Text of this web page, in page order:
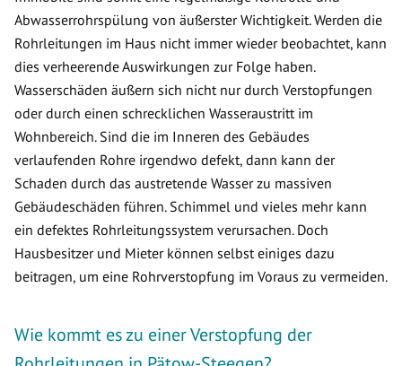
Abwasserrohrspülung von äußerster Wichtigkeit. Werden die
Rohrleitungen im Haus nicht immer wieder beobachtet, kann
dies verheerende Auswirkungen zur Folge haben.
Wasserschäden äußern sich nicht nur durch Verstopfungen
oder durch einen schrecklichen Wasseraustritt im
Wohnbereich. Sind die im Inneren des Gebäudes
verlaufenden Rohre irgendwo defekt, dann kann der
Schaden durch das austretende Wasser zu massiven
Gebäudeschäden führen. Schimmel und vieles mehr kann
ein defektes Rohrleitungssystem verursachen. Doch
Hausbesitzer und Mieter können selbst einiges dazu
beitragen, um eine Rohrverstopfung im Voraus zu vermeiden.
Wie kommt es zu einer Verstopfung der